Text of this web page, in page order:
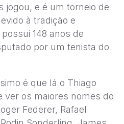
jogou, e é um torneio de
à tradição e
148 anos de
por um tenista do
é que lá o Thiago
ver os maiores nomes do
Federer, Rafael